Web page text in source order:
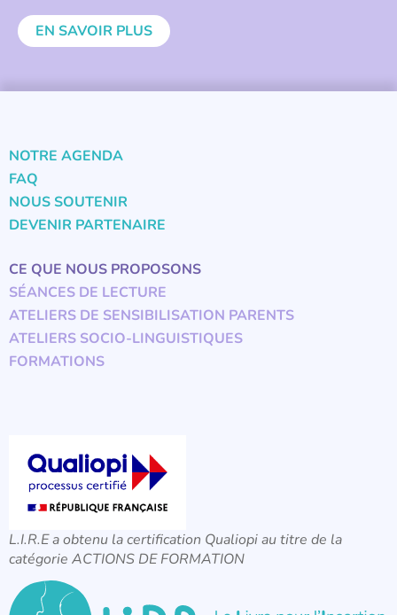
EN SAVOIR PLUS
NOTRE AGENDA
FAQ
NOUS SOUTENIR
DEVENIR PARTENAIRE
CE QUE NOUS PROPOSONS
SÉANCES DE LECTURE
ATELIERS DE SENSIBILISATION PARENTS
ATELIERS SOCIO-LINGUISTIQUES
FORMATIONS
L.I.R.E a obtenu la certification Qualiopi au titre de la
catégorie ACTIONS DE FORMATION